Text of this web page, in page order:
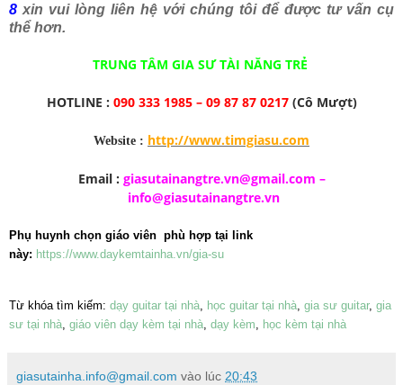
8 xin vui lòng liên hệ với chúng tôi để được tư vấn cụ
thể hơn.
TRUNG TÂM GIA SƯ TÀI NĂNG TRẺ
HOTLINE : 090 333 1985 – 09 87 87 0217 (Cô Mượt)
Website : http://www.timgiasu.com
Email : giasutainangtre.vn@gmail.com –
info@giasutainangtre.vn
Phụ huynh chọn giáo viên phù hợp tại link
này: https://www.daykemtainha.vn/gia-su
Từ khóa tìm kiếm: dạy guitar tại nhà học guitar tại nhà gia sư guitar, gia
sư tại nhà giáo viên dạy kèm tại nhà dạy kèm học kèm tại nhà
giasutainha.info@gmail.com vào lúc 20:43